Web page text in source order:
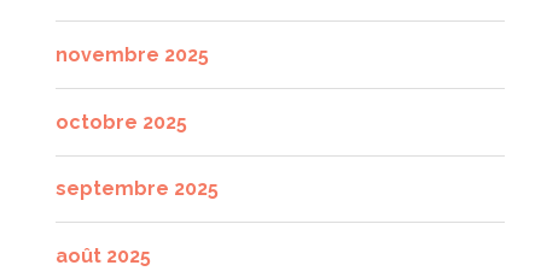
novembre 2025
octobre 2025
septembre 2025
août 2025